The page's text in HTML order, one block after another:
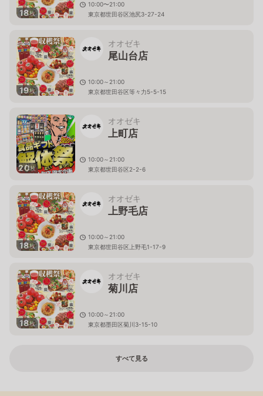
18枚
10:00〜21:00
東京都世田谷区池尻3-27-24
19枚
オオゼキ
尾山台店
10:00～21:00
東京都世田谷区等々力5-5-15
20枚
オオゼキ
上町店
10:00～21:00
東京都世田谷区2-2-6
18枚
オオゼキ
上野毛店
10:00～21:00
東京都世田谷区上野毛1-17-9
18枚
オオゼキ
菊川店
10:00～21:00
東京都墨田区菊川3-15-10
すべて見る